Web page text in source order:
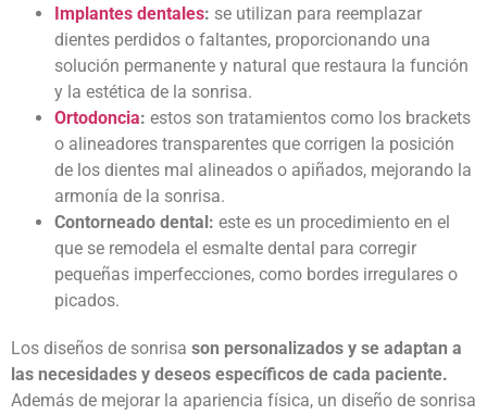
Implantes dentales: se utilizan para reemplazar
dientes perdidos o faltantes, proporcionando una
solución permanente y natural que restaura la función
y la estética de la sonrisa.
Ortodoncia: estos son tratamientos como los brackets
o alineadores transparentes que corrigen la posición
de los dientes mal alineados o apiñados, mejorando la
armonía de la sonrisa.
Contorneado dental: este es un procedimiento en el
que se remodela el esmalte dental para corregir
pequeñas imperfecciones, como bordes irregulares o
picados.
Los diseños de sonrisa son personalizados y se adaptan a
las necesidades y deseos específicos de cada paciente.
Además de mejorar la apariencia física, un diseño de sonrisa